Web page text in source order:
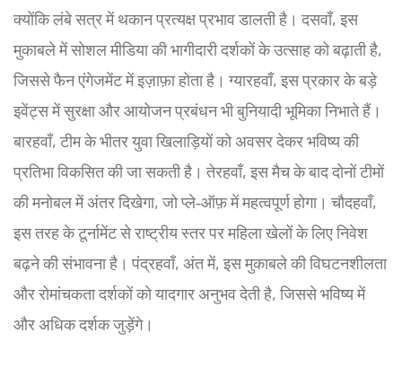
क्योंकि लंबे सत्र में थकान प्रत्यक्ष प्रभाव डालती है। दसवाँ, इस
मुकाबले में सोशल मीडिया की भागीदारी दर्शकों के उत्साह को बढ़ाती है,
जिससे फैन एंगेजमेंट में इज़ाफ़ा होता है। ग्यारहवाँ, इस प्रकार के बड़े
इवेंट्स में सुरक्षा और आयोजन प्रबंधन भी बुनियादी भूमिका निभाते हैं।
बारहवाँ, टीम के भीतर युवा खिलाड़ियों को अवसर देकर भविष्य की
प्रतिभा विकसित की जा सकती है। तेरहवाँ, इस मैच के बाद दोनों टीमों
की मनोबल में अंतर दिखेगा, जो प्ले‑ऑफ़ में महत्वपूर्ण होगा। चौदहवाँ,
इस तरह के टूर्नामेंट से राष्ट्रीय स्तर पर महिला खेलों के लिए निवेश
बढ़ने की संभावना है। पंद्रहवाँ, अंत में, इस मुकाबले की विघटनशीलता
और रोमांचकता दर्शकों को यादगार अनुभव देती है, जिससे भविष्य में
और अधिक दर्शक जुड़ेंगे।